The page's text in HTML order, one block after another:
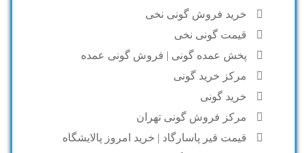
خرید فروش گونی نخی
قیمت گونی نخی
پخش عمده گونی | فروش گونی عمده
مرکز خرید گونی
خرید گونی
مرکز فروش گونی تهران
قیمت قیر پاسارگاد | خرید امروز پالایشگاه